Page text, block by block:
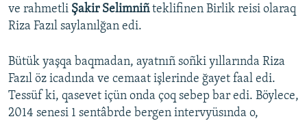
ve rahmetli Şakir Selimniñteklifinen Birlik reisi olaraq
Riza Fazıl saylanılğan edi.
Bütük yaşqa baqmadan, ayatnıñ soñki yıllarında Riza
Fazıl öz icadında ve cemaat işlerinde ğayet faal edi.
Tessüf ki, qasevet içün onda çoq sebep bar edi. Böylece,
2014 senesi 1 sentâbrde bergen intervyüsında o,